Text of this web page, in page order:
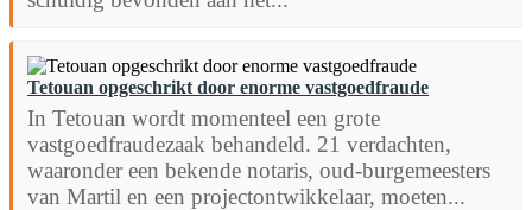
Tetouan opgeschrikt door enorme vastgoedfraude
In Tetouan wordt momenteel een grote
vastgoedfraudezaak behandeld. 21 verdachten,
waaronder een bekende notaris, oud-burgemeesters
van Martil en een projectontwikkelaar, moeten...